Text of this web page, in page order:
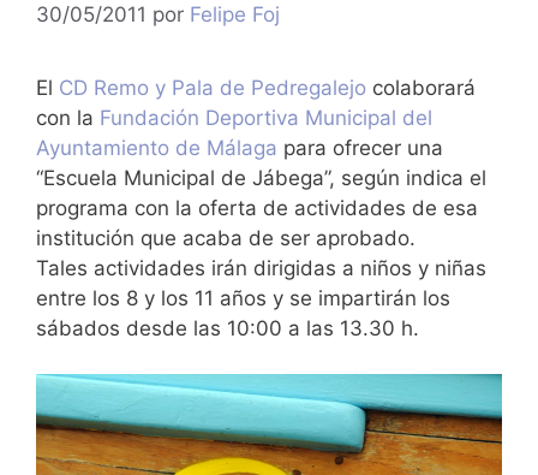
30/05/2011 por Felipe Foj
El CD Remo y Pala de Pedregalejo colaborará
con la Fundación Deportiva Municipal del
Ayuntamiento de Málaga para ofrecer una
“Escuela Municipal de Jábega”, según indica el
programa con la oferta de actividades de esa
institución que acaba de ser aprobado.
Tales actividades irán dirigidas a niños y niñas
entre los 8 y los 11 años y se impartirán los
sábados desde las 10:00 a las 13.30 h.